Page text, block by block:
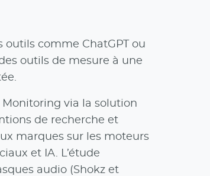
outils comme ChatGPT ou
outils de mesure à une
via la solution
de recherche et
marques sur les moteurs
et IA. L’étude
audio (Shokz et